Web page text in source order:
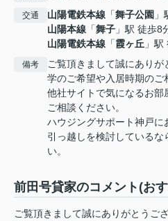
交通 山陽電鉄本線 「舞子公園
山陽本線 「舞子 」駅 徒歩8
山陽電鉄本線 「霞ヶ丘 」
備考
ご覧頂きまして誠にあり
学のご希望や入居時期の
他社サイトで気になるお部
ご相談ください。
ハウジングサポート神戸に
引っ越しを検討しているな
い。
前田号貸家のコメント(お
ご覧頂きまして誠にありがとうご